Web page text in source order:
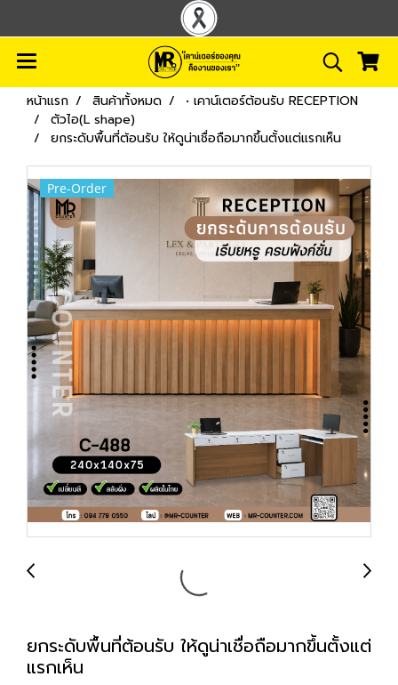
หน้าแรก สินค้าทั้งหมด
• เคาน์เตอร์ต้อนรับ RECEPTION
ตัวไอ(L shape)
ยกระดับพื้นที่ต้อนรับ ให้ดูน่าเชื่อถือมากขึ้นตั้งแต่แรกเห็น
Pre-Order
ยกระดับพื้นที่ต้อนรับ ให้ดูน่าเชื่อถือมากขึ้นตั้งแต่
แรกเห็น